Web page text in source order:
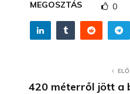
MEGOSZTÁS 0
420 méterről jött a